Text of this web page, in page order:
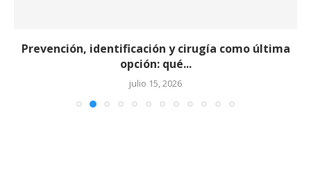
Prevención, identificación y cirugía como última
opción: qué...
julio 15, 2026